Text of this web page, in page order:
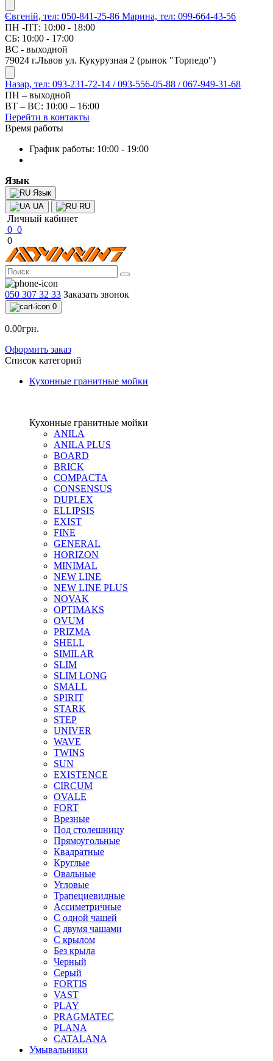
Євгеній, тел: 050-841-25-86 Марина, тел: 099-664-43-56
ПН -ПТ: 10:00 - 18:00
СБ: 10:00 - 17:00
ВС - выходной
79024 г.Львов ул. Кукурузная 2 (рынок "Торпедо")
Назар, тел: 093-231-72-14 / 093-556-05-88 / 067-949-31-68
ПН – выходной
ВТ – ВС: 10:00 – 16:00
Перейти в контакты
Время работы
График работы: 10:00 - 19:00
Язык
Язык
UA
RU
Личный кабинет
0 0
0
050 307 32 33 Заказать звонок
0
0.00грн.
Оформить заказ
Список категорий
Кухонные гранитные мойки
Кухонные гранитные мойки
ANILA
ANILA PLUS
BOARD
BRICK
COMPACTA
CONSENSUS
DUPLEX
ELLIPSIS
EXIST
FINE
GENERAL
HORIZON
MINIMAL
NEW LINE
NEW LINE PLUS
NOVAK
OPTIMAKS
OVUM
PRIZMA
SHELL
SIMILAR
SLIM
SLIM LONG
SMALL
SPIRIT
STARK
STEP
UNIVER
WAVE
TWINS
SUN
EXISTENCE
CIRCUM
OVALE
FORT
Врезные
Под столешницу
Прямоугольные
Квадратные
Круглые
Овальные
Угловые
Трапециевидные
Ассиметричные
С одной чашей
С двумя чашами
С крылом
Без крыла
Черный
Серый
FORTIS
VAST
PLAY
PRAGMATEC
PLANA
CATALANA
Умывальники